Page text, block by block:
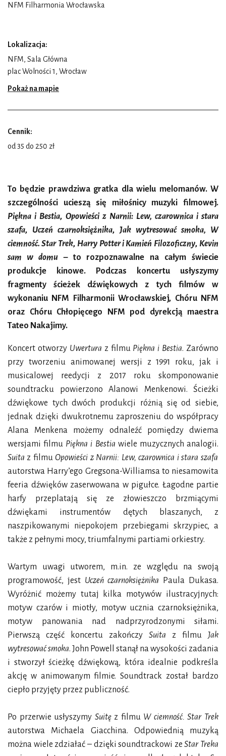
NFM Filharmonia Wrocławska
Lokalizacja:
NFM, Sala Główna
plac Wolności 1, Wrocław
Pokaż na mapie
Cennik:
od 35 do 250 zł
To będzie prawdziwa gratka dla wielu melomanów. W
szczególności ucieszą się miłośnicy muzyki filmowej.
Piękna i Bestia, Opowieści z Narnii: Lew, czarownica i stara
szafa, Uczeń czarnoksiężnika, Jak wytresować smoka, W
ciemność. Star Trek, Harry Potter i Kamień Filozoficzny, Kevin
sam w domu– to rozpoznawalne na całym świecie
produkcje kinowe. Podczas koncertu usłyszymy
fragmenty ścieżek dźwiękowych z tych filmów w
wykonaniu NFM Filharmonii Wrocławskiej, Chóru NFM
oraz Chóru Chłopięcego NFM pod dyrekcją maestra
Tateo Nakajimy.
Koncert otworzy Uwertura z filmu Piękna i Bestia. Zarówno
przy tworzeniu animowanej wersji z 1991 roku, jak i
musicalowej reedycji z 2017 roku skomponowanie
soundtracku powierzono Alanowi Menkenowi. Ścieżki
dźwiękowe tych dwóch produkcji różnią się od siebie,
jednak dzięki dwukrotnemu zaproszeniu do współpracy
Alana Menkena możemy odnaleźć pomiędzy dwiema
wersjami filmu Piękna i Bestia wiele muzycznych analogii.
Suita z filmuOpowieści z Narnii: Lew, czarownica i stara szafa
autorstwa Harry’ego Gregsona-Williamsa to niesamowita
feeria dźwięków zaserwowana w pigułce. Łagodne partie
harfy przeplatają się ze złowieszczo brzmiącymi
dźwiękami instrumentów dętych blaszanych, z
naszpikowanymi niepokojem przebiegami skrzypiec, a
także z pełnymi mocy, triumfalnymi partiami orkiestry.
Wartym uwagi utworem, m.in. ze względu na swoją
programowość, jest Uczeń czarnoksiężnika Paula Dukasa.
Wyróżnić możemy tutaj kilka motywów ilustracyjnych:
motyw czarów i miotły, motyw ucznia czarnoksiężnika,
motyw panowania nad nadprzyrodzonymi siłami.
Pierwszą część koncertu zakończy Suita z filmu Jak
wytresować smoka. John Powell stanął na wysokości zadania
i stworzył ścieżkę dźwiękową, która idealnie podkreśla
akcję w animowanym filmie. Soundtrack został bardzo
ciepło przyjęty przez publiczność.
Po przerwie usłyszymy Suitęz filmu W ciemność. Star Trek
autorstwa Michaela Giacchina. Odpowiednią muzyką
można wiele zdziałać – dzięki soundtrackowi zeStar Treka